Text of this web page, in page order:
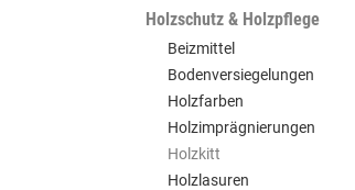
Holzschutz & Holzpflege
Beizmittel
Bodenversiegelungen
Holzfarben
Holzimprägnierungen
Holzkitt
Holzlasuren